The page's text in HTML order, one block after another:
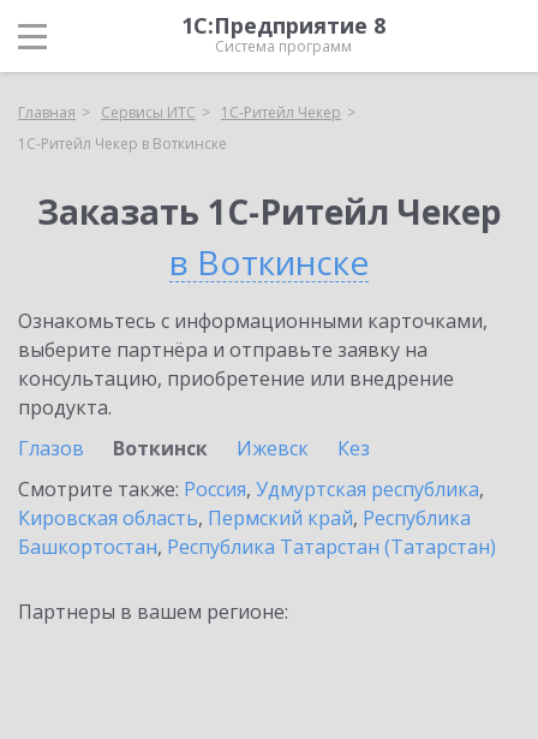
1С:Предприятие 8
Система программ
Главная Сервисы ИТС
1C-Ритейл Чекер
1C-Ритейл Чекер в Воткинске
Заказать 1C-Ритейл Чекер
в Воткинске
Ознакомьтесь с информационными карточками,
выберите партнёра и отправьте заявку на
консультацию, приобретение или внедрение
продукта.
Глазов
Воткинск Ижевск
Кез
Смотрите также: Россия, Удмуртская республика,
Кировская область, Пермский край, Республика
Башкортостан, Республика Татарстан (Татарстан)
Партнеры в вашем регионе: